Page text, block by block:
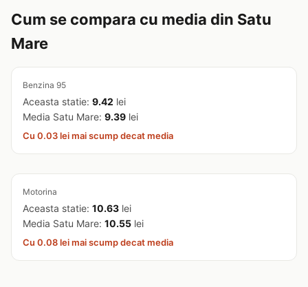
Cum se compara cu media din Satu
Mare
Benzina 95
Aceasta statie: 9.42 lei
Media Satu Mare: 9.39 lei
Cu 0.03 lei mai scump decat media
Motorina
Aceasta statie: 10.63 lei
Media Satu Mare: 10.55 lei
Cu 0.08 lei mai scump decat media